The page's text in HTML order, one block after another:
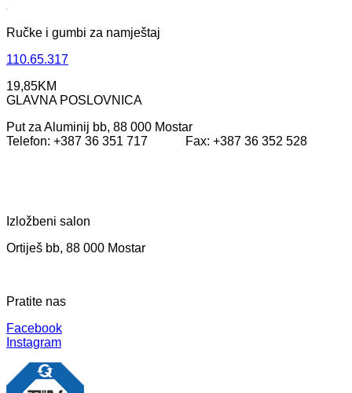
Ručke i gumbi za namještaj
110.65.317
19,85KM
GLAVNA POSLOVNICA
Put za Aluminij bb, 88 000 Mostar
Telefon: +387 36 351 717 Fax: +387 36 352 528
Izložbeni salon
Ortiješ bb, 88 000 Mostar
Pratite nas
Facebook
Instagram